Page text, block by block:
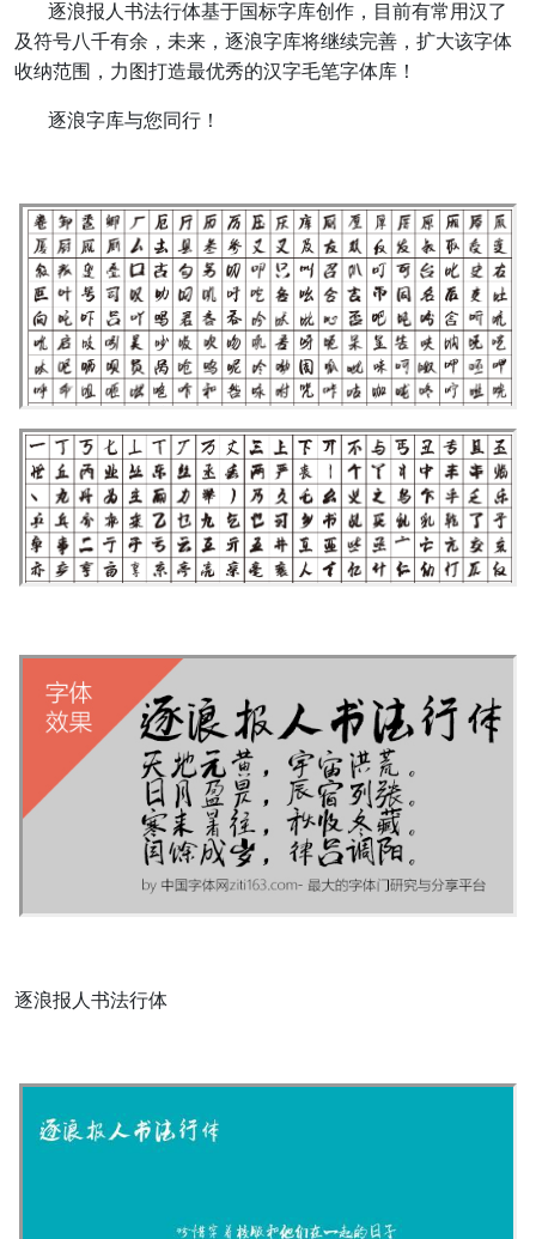
逐浪报人书法行体基于国标字库创作，目前有常用汉了
及符号八千有余，未来，逐浪字库将继续完善，扩大该字体
收纳范围，力图打造最优秀的汉字毛笔字体库！
逐浪字库与您同行！
逐浪报人书法行体